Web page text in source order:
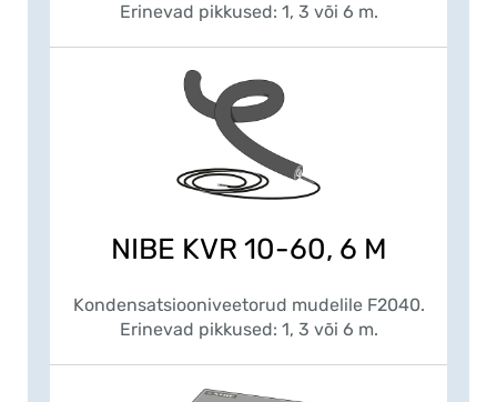
Erinevad pikkused: 1, 3 või 6 m.
NIBE KVR 10-60, 6 M
Kondensatsiooniveetorud mudelile F2040.
Erinevad pikkused: 1, 3 või 6 m.